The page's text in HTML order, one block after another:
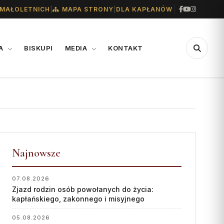
MAPA STRONY DLA KAPŁANÓW
BISKUPI MEDIA KONTAKT
MEDIALNE
Biuro
Współpraca
„GŁOS Z TORUNIA"
Redakcja
Archiwum
Ofiary na seminarium
Najnowsze
07.08.2026
Zjazd rodzin osób powołanych do życia:
kapłańskiego, zakonnego i misyjnego
05.08.2026